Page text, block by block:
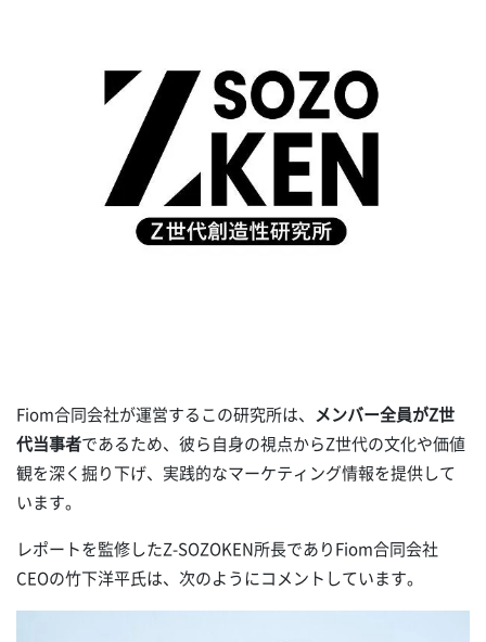
Fiom合同会社が運営するこの研究所は、 メンバー全員がZ世
代当事者であるため、彼ら自身の視点からZ世代の文化や価値
観を深く掘り下げ、実践的なマーケティング情報を提供して
います。
レポートを監修したZ-SOZOKEN所長でありFiom合同会社
CEOの竹下洋平氏は、次のようにコメントしています。